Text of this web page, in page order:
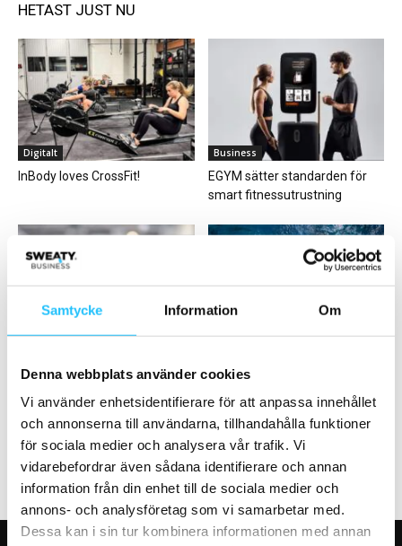
Samtycke Information Om
Denna webbplats använder cookies
Vi använder enhetsidentifierare för att anpassa innehållet
och annonserna till användarna, tillhandahålla funktioner
för sociala medier och analysera vår trafik. Vi
vidarebefordrar även sådana identifierare och annan
information från din enhet till de sociala medier och
annons- och analysföretag som vi samarbetar med.
Dessa kan i sin tur kombinera informationen med annan
HETAST JUST NU
Digitalt
InBody loves CrossFit!
Business
EGYM sätter standarden för
smart fitnessutrustning
Business
strategi, entreprenörskap och
framtidens fitnessmarknad
Digitalt
Silicon Valley hjälper
världsstjärnor att prestera
bättre